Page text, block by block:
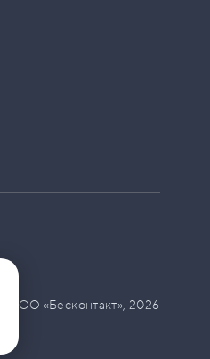
© ООО «Бесконтакт», 2026